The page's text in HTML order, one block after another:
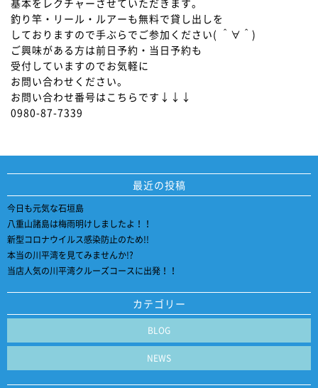
基本をレクチャーさせていただきます。
釣り竿・リール・ルアーも無料で貸し出しを
しておりますので手ぶらでご参加ください( ＾∀＾)
ご興味がある方は前日予約・当日予約も
受付していますのでお気軽に
お問い合わせください。
お問い合わせ番号はこちらです↓↓↓
0980-87-7339
最近の投稿
今日も元気な石垣島
八重山諸島は梅雨明けしましたよ！！
新型コロナウイルス感染防止のため!!
本当の川平湾を見てみませんか!?
当店人気の川平湾クルーズコースに出発！！
カテゴリー
BLOG
NEWS